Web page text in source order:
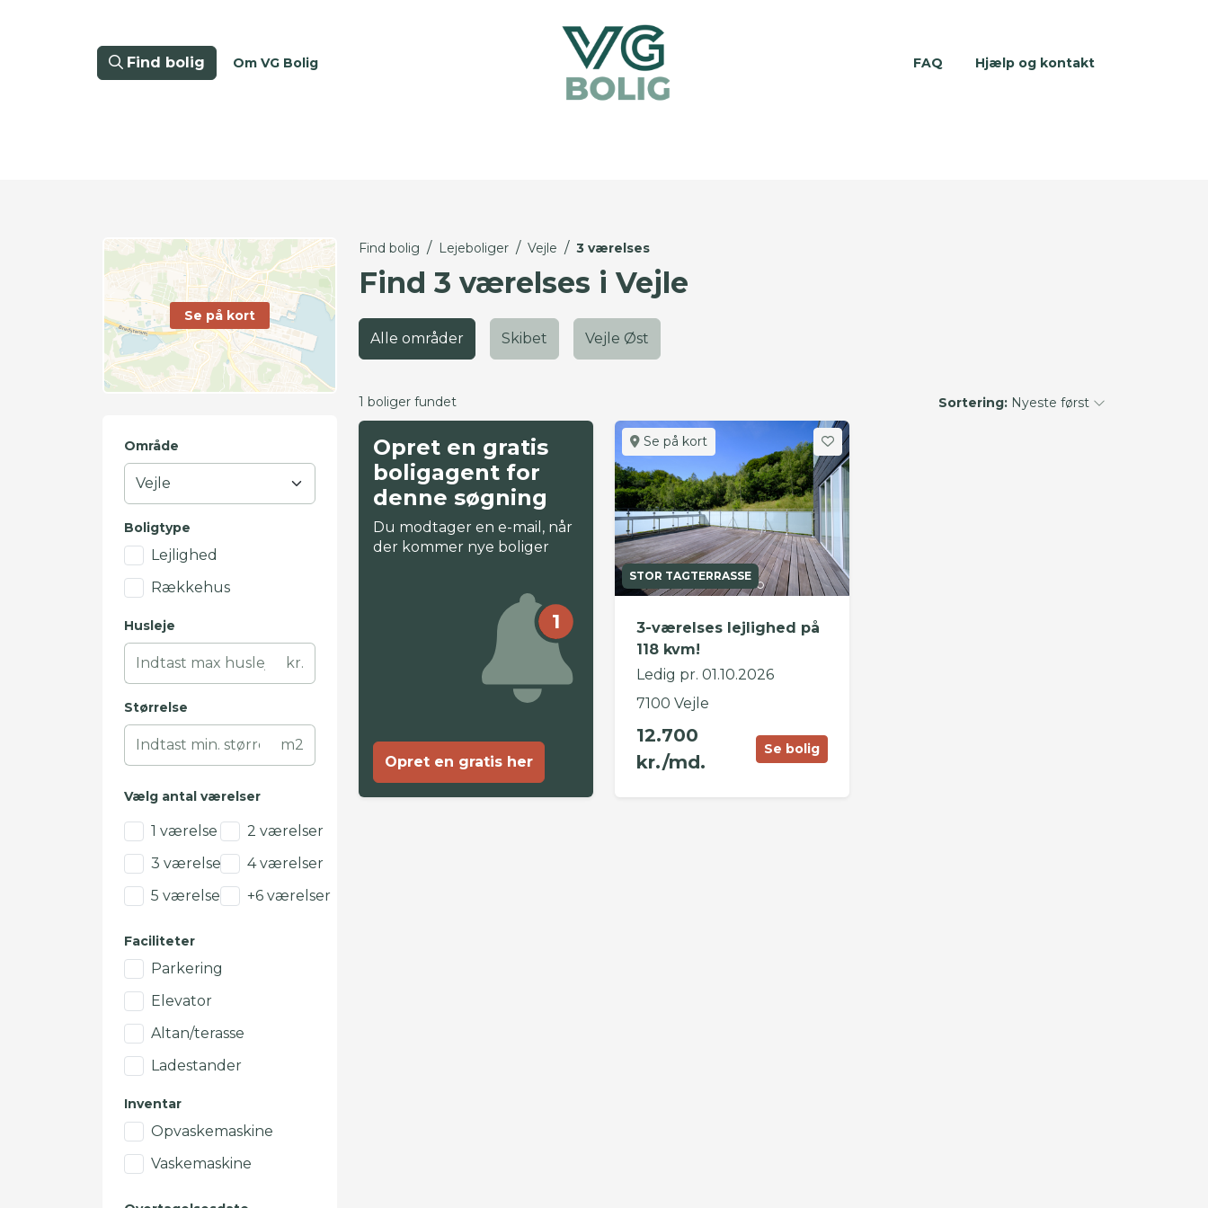
Find bolig Om VG Bolig FAQ Hjælp og kontakt
Se på kort
Område
Boligtype
Lejlighed
Rækkehus
Husleje
kr.
Størrelse
m2
Vælg antal værelser
1 værelse
2 værelser
3 værelser
4 værelser
5 værelser
+6 værelser
Faciliteter
Parkering
Elevator
Altan/terasse
Ladestander
Inventar
Opvaskemaskine
Vaskemaskine
Find bolig / Lejeboliger / Vejle / 3 værelses
Find 3 værelses i Vejle
Alle områder Skibet Vejle Øst
1 boliger fundet Sortering: Nyeste først
Opret en gratis
boligagent for
denne søgning
Du modtager en e-mail, når
der kommer nye boliger
1
Opret en gratis her
Se på kort
STOR TAGTERRASSE
3-værelses lejlighed på
118 kvm!
Ledig pr. 01.10.2026
7100 Vejle
12.700
kr./md.
Se bolig